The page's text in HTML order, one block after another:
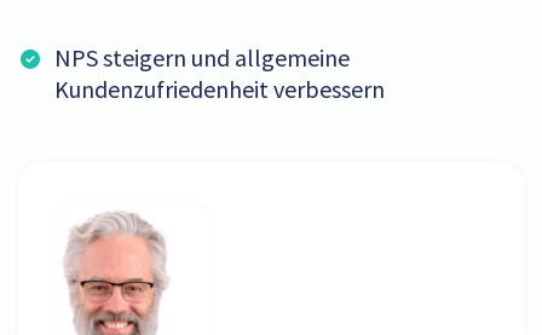
NPS steigern und allgemeine
Kundenzufriedenheit verbessern